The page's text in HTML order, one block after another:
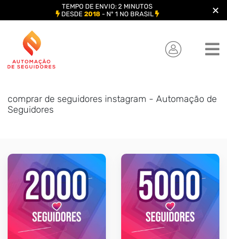
content
comprar de seguidores instagram - Automação de
Seguidores
TEMPO DE ENVIO: 2 MINUTOS
DESDE 2018- Nº 1 NO BRASIL